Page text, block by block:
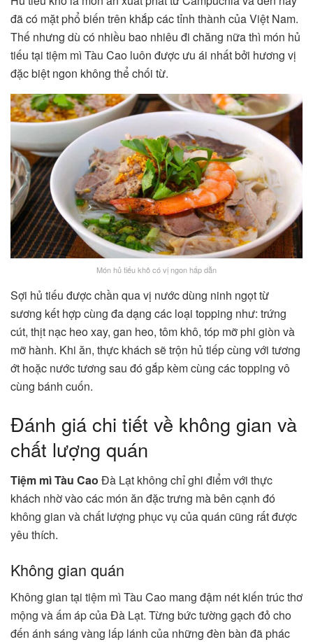
đã có mặt phổ biến trên khắp các tỉnh thành của Việt Nam.
Thế nhưng dù có nhiều bao nhiêu đi chăng nữa thì món hủ
tiếu tại tiệm mì Tàu Cao luôn được ưu ái nhất bởi hương vị
đặc biệt ngon không thể chối từ.
Món hủ tiếu khô có vị ngon hấp dẫn
Sợi hủ tiếu được chần qua vị nước dùng ninh ngọt từ
sương kết hợp cùng đa dạng các loại topping như: trứng
cút, thịt nạc heo xay, gan heo, tôm khô, tóp mỡ phi giòn và
mỡ hành. Khi ăn, thực khách sẽ trộn hủ tiếp cùng với tương
ớt hoặc nước tương sau đó gắp kèm cùng các topping vô
cùng bánh cuốn.
Đánh giá chi tiết về không gian và
chất lượng quán
Tiệm mì Tàu Cao Đà Lạt không chỉ ghi điểm với thực
khách nhờ vào các món ăn đặc trưng mà bên cạnh đó
không gian và chất lượng phục vụ của quán cũng rất được
yêu thích.
Không gian quán
Không gian tại tiệm mì Tàu Cao mang đậm nét kiến trúc thơ
mộng và ấm áp của Đà Lạt. Từng bức tường gạch đỏ cho
đến ánh sáng vàng lấp lánh của những đèn bàn đã phác